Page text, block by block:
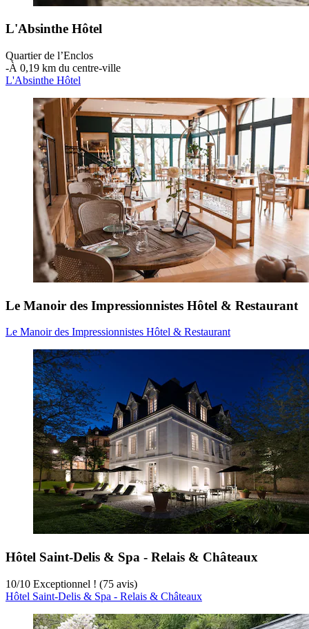
L'Absinthe Hôtel
Quartier de l’Enclos
‐À 0,19 km du centre-ville
L'Absinthe Hôtel
Le Manoir des Impressionnistes Hôtel & Restaurant
Le Manoir des Impressionnistes Hôtel & Restaurant
Hôtel Saint-Delis & Spa - Relais & Châteaux
10/10 Exceptionnel ! (75 avis)
Hôtel Saint-Delis & Spa - Relais & Châteaux